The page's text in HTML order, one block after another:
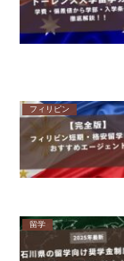
フィリピン
留学